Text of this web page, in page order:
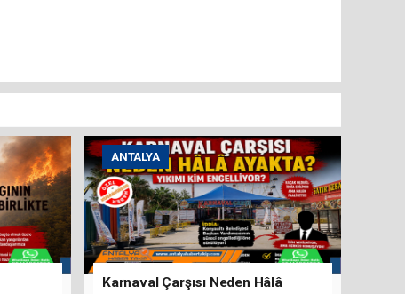
ANTALYA
Karnaval Çarşısı Neden Hâlâ